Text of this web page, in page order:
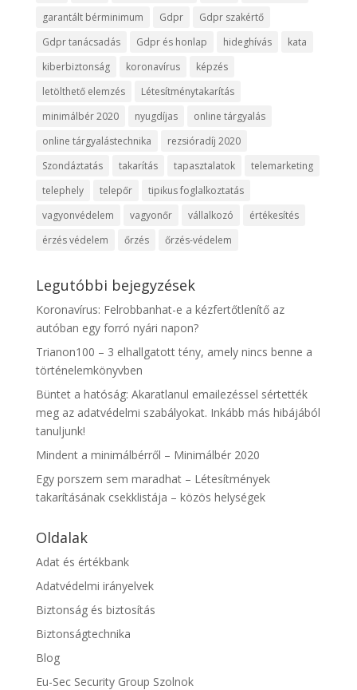
garantált bérminimum
Gdpr
Gdpr szakértő
Gdpr tanácsadás
Gdpr és honlap hideghívás
kata
kiberbiztonság
koronavírus
képzés
letölthető elemzés
Létesítménytakarítás
minimálbér 2020
nyugdíjas
online tárgyalás
online tárgyalástechnika
rezsióradíj 2020
Szondáztatás
takarítás tapasztalatok
telemarketing
telephely
telepőr
tipikus foglalkoztatás
vagyonvédelem
vagyonőr vállalkozó
értékesítés
érzés védelem
őrzés őrzés-védelem
Legutóbbi bejegyzések
Koronavírus: Felrobbanhat-e a kézfertőtlenítő az
autóban egy forró nyári napon?
Trianon100 – 3 elhallgatott tény, amely nincs benne a
történelemkönyvben
Büntet a hatóság: Akaratlanul emailezéssel sértették
meg az adatvédelmi szabályokat. Inkább más hibájából
tanuljunk!
Mindent a minimálbérről – Minimálbér 2020
Egy porszem sem maradhat – Létesítmények
takarításának csekklistája – közös helységek
Oldalak
Adat és értékbank
Adatvédelmi irányelvek
Biztonság és biztosítás
Biztonságtechnika
Blog
Eu-Sec Security Group Szolnok